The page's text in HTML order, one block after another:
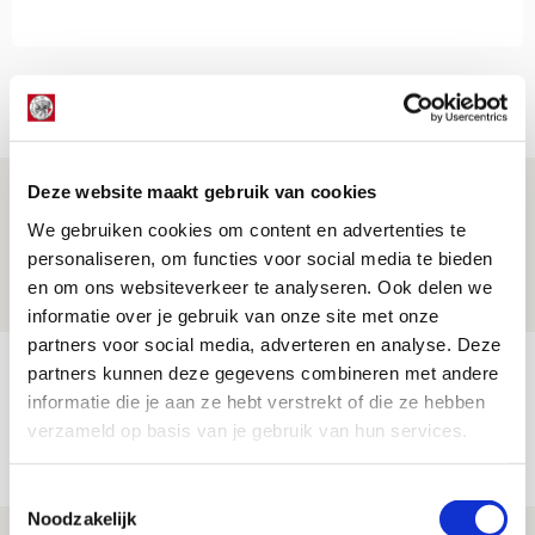
Deze website maakt gebruik van cookies
We gebruiken cookies om content en advertenties te
personaliseren, om functies voor social media te bieden
en om ons websiteverkeer te analyseren. Ook delen we
informatie over je gebruik van onze site met onze
partners voor social media, adverteren en analyse. Deze
partners kunnen deze gegevens combineren met andere
informatie die je aan ze hebt verstrekt of die ze hebben
verzameld op basis van je gebruik van hun services.
Noodzakelijk
Net binnen //
Is dit de laatste wallpaper van Godts in
de Johan Cruijff Arena?
07 AUGUSTUS 2026 - 00:36
NIEUWS
Trotse Klaassen: ‘Vierhonderd duels
voor mijn club is heel speciaal’
06 AUGUSTUS 2026 - 23:43